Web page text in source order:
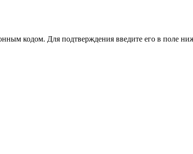
кодом. Для подтверждения введите его в поле